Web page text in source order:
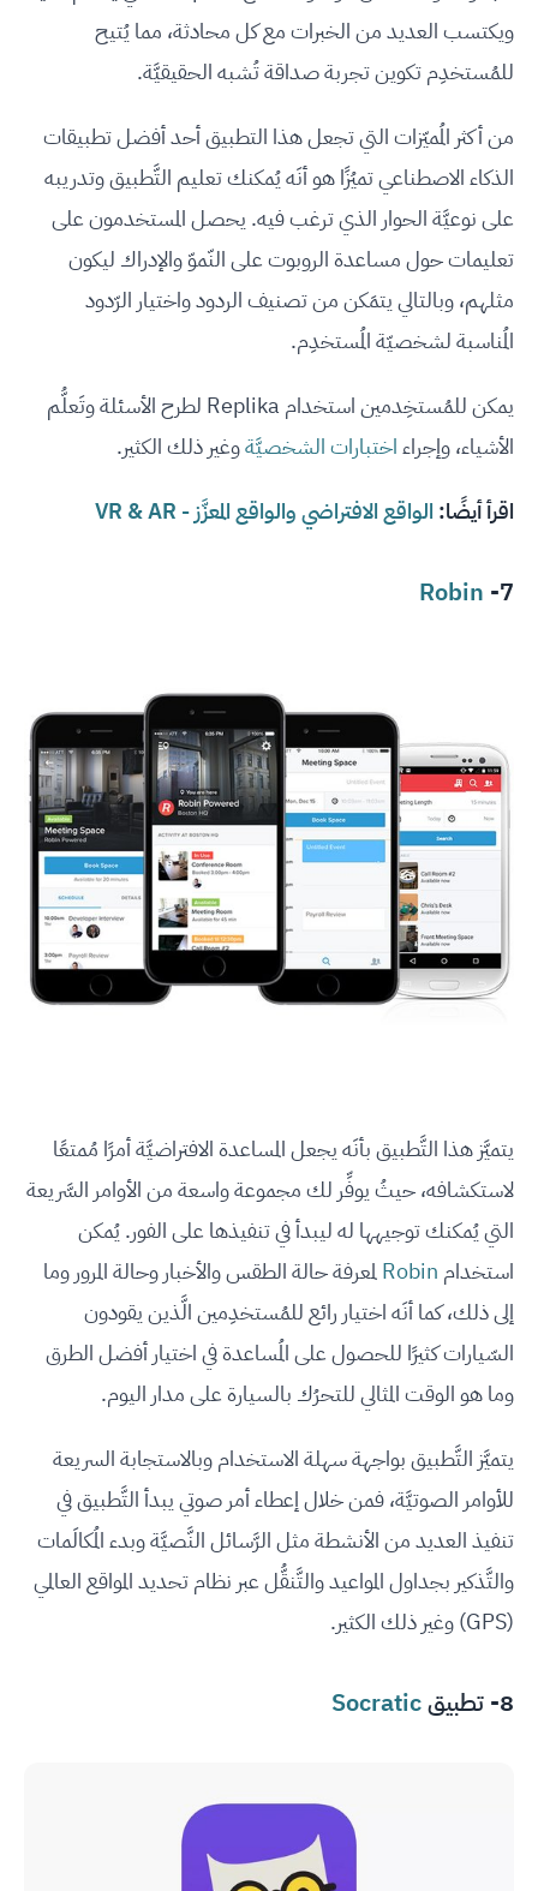
ويكتسب العديد من الخبرات مع كل محادثة، مما يُتيح
للمُستخدِم تكوين تجربة صداقة تُشبه الحقيقيَّة.
من أكثر المُميّزات التي تجعل هذا التطبيق أحد أفضل تطبيقات
الذكاء الاصطناعي تميُزًا هو أنَه يُمكنك تعليم التَّطبيق وتدريبه
على نوعيَّة الحوار الذي ترغب فيه. يحصل المستخدمون على
تعليمات حول مساعدة الروبوت على النّموّ والإدراك ليكون
مثلهم، وبالتالي يتمَكن من تصنيف الردود واختيار الرّدود
المُناسبة لشخصيّة المُستخدِم.
يمكن للمُستخِدمين استخدام Replika لطرح الأسئلة وتَعلُّم
الأشياء، وإجراءاختبارات الشخصيَّةوغير ذلك الكثير.
اقرأ أيضًا: الواقع الافتراضي والواقع المعزَّز - VR & AR
7-
Robin
يتميَّز هذا التَّطبيق بأنَه يجعل المساعدة الافتراضيَّة أمرًا مُمتعًا
لاستكشافه، حيثُ يوفِّر لك مجموعة واسعة من الأوامر السَّريعة
التي يُمكنك توجيهها له ليبدأ في تنفيذها على الفور. يُمكن
استخدام Robinلمعرفة حالة الطقس والأخبار وحالة المرور وما
إلى ذلك، كما أنَه اختيار رائع للمُستخدِمين الَّذين يقودون
السّيارات كثيرًا للحصول على المُساعدة في اختيار أفضل الطرق
وما هو الوقت المثالي للتحرُك بالسيارة على مدار اليوم.
يتميَّز التَّطبيق بواجهة سهلة الاستخدام وبالاستجابة السريعة
للأوامر الصوتيَّة، فمن خلال إعطاء أمر صوتي يبدأ التَّطبيق في
تنفيذ العديد من الأنشطة مثل الرَّسائل النَّصيَّة وبدء المُكالَمات
والتَّذكير بجداول المواعيد والتَّنقُّل عبر نظام تحديد المواقع العالمي
(GPS) وغير ذلك الكثير.
8- تطبيق Socratic